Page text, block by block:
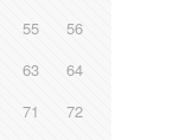
55
56
63
64
71
72